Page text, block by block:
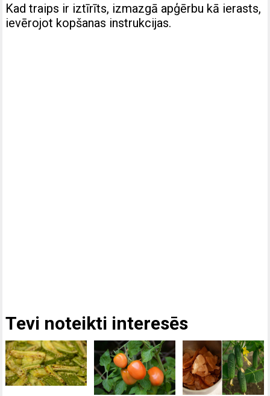
Kad traips ir iztīrīts, izmazgā apģērbu kā ierasts,
ievērojot kopšanas instrukcijas.
Tevi noteikti interesēs